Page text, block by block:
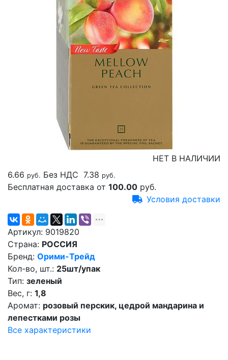
НЕТ В НАЛИЧИИ
6.66 руб. Без НДС 7.38 руб.
Бесплатная доставка от 100.00 руб.
Условия доставки
Артикул: 9019820
Страна: РОССИЯ
Бренд: Орими-Трейд
Кол-во, шт.: 25шт/упак
Тип: зеленый
Вес, г: 1,8
Аромат: розовый перскик, цедрой мандарина и
лепестками розы
Все характеристики